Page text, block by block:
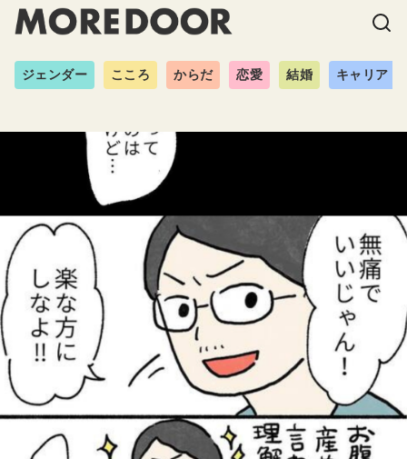
ジェンダー こころ からだ 恋愛 結婚 キャリア